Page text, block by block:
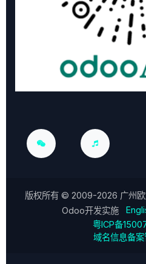
版权所有 © 2009-2026 广州
Odoo开发实施
粤ICP备
域名信息备